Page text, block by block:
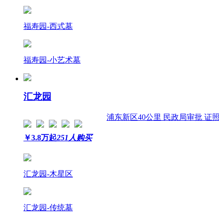
福寿园-西式墓
福寿园-小艺术墓
汇龙园
浦东新区40公里 民政局审批 证
￥3.8万起251人购买
汇龙园-木星区
汇龙园-传统墓